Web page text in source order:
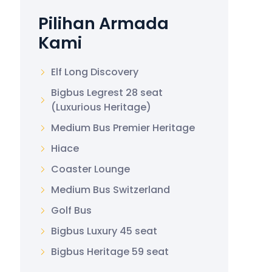
Pilihan Armada
Kami
Elf Long Discovery
Bigbus Legrest 28 seat
(Luxurious Heritage)
Medium Bus Premier Heritage
Hiace
Coaster Lounge
Medium Bus Switzerland
Golf Bus
Bigbus Luxury 45 seat
Bigbus Heritage 59 seat